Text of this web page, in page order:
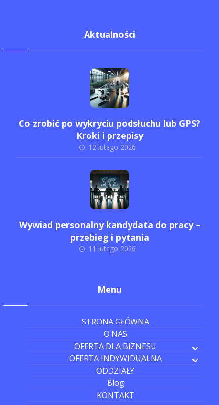
Aktualności
Co zrobić po wykryciu podsłuchu lub GPS?
Kroki i przepisy
12 lutego 2026
Wywiad personalny kandydata do pracy –
przebieg i pytania
11 lutego 2026
Menu
STRONA GŁÓWNA
O NAS
OFERTA DLA BIZNESU
OFERTA INDYWIDUALNA
ODDZIAŁY
Blog
KONTAKT